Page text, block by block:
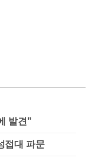
발견"
접대 파문